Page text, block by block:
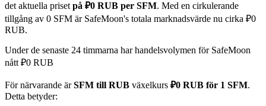
Futures för kryptovaluta
TradFi
det aktuella priset på ₽0 RUB per SFM. Med en cirkulerande
tillgång av 0 SFM är SafeMoon's totala marknadsvärde nu cirka ₽0
RUB.
Under de senaste 24 timmarna har handelsvolymen för SafeMoon
nått ₽0 RUB
För närvarande ärSFM till RUB växelkurs ₽0 RUB för 1 SFM.
Detta betyder: